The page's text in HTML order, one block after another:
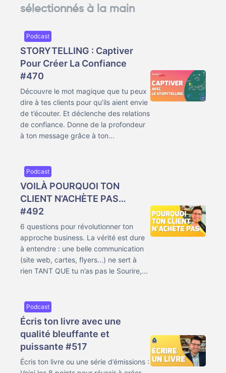
sélectionnés à la main
Podcast
STORYTELLING : Captiver
Pour Créer La Confiance
#470
Découvre le mot magique que tu peux
dire à tes clients pour qu’ils aient envie
de t’écouter. Et déclenche des relations
de confiance. Donne de la profondeur
à ton message grâce à ton...
Podcast
VOILÀ POURQUOI TON
CLIENT N’ACHÈTE PAS…
#492
6 questions pour révolutionner ton
approche business. La vérité est dure
à entendre : une belle communication
(site web, cartes, flyers...) ne sert à
rien TANT QUE tu n’as pas le Sourire,...
Podcast
Écris ton livre avec une
qualité bleuffante et
puissante #517
Écris ton livre ou une série d’émissions :